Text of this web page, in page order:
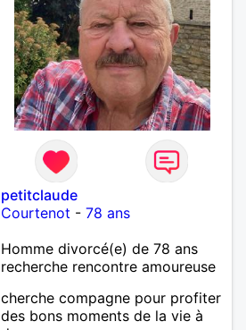
petitclaude
Courtenot - 78 ans
Homme divorcé(e) de 78 ans
recherche rencontre amoureuse
cherche compagne pour profiter
des bons moments de la vie à